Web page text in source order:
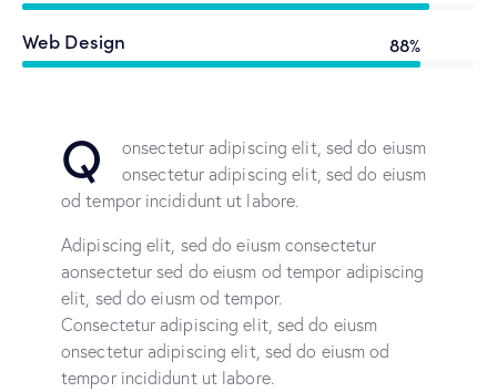
Web Design 88%
Q
onsectetur adipiscing elit, sed do eiusm
onsectetur adipiscing elit, sed do eiusm
od tempor incididunt ut labore.
Adipiscing elit, sed do eiusm consectetur
aonsectetur sed do eiusm od tempor adipiscing
elit, sed do eiusm od tempor.
Consectetur adipiscing elit, sed do eiusm
onsectetur adipiscing elit, sed do eiusm od
tempor incididunt ut labore.